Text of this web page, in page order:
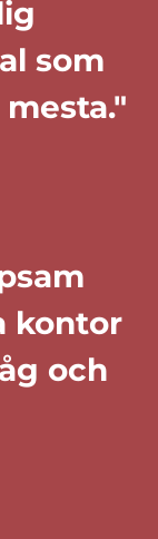
som
kontor
och